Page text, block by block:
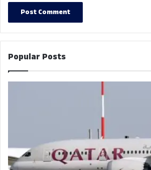
Popular Posts